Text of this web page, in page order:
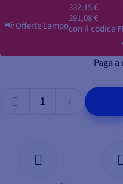
📢Offerte Lampo
332,15 €
291,08 €
con il codice
Paga